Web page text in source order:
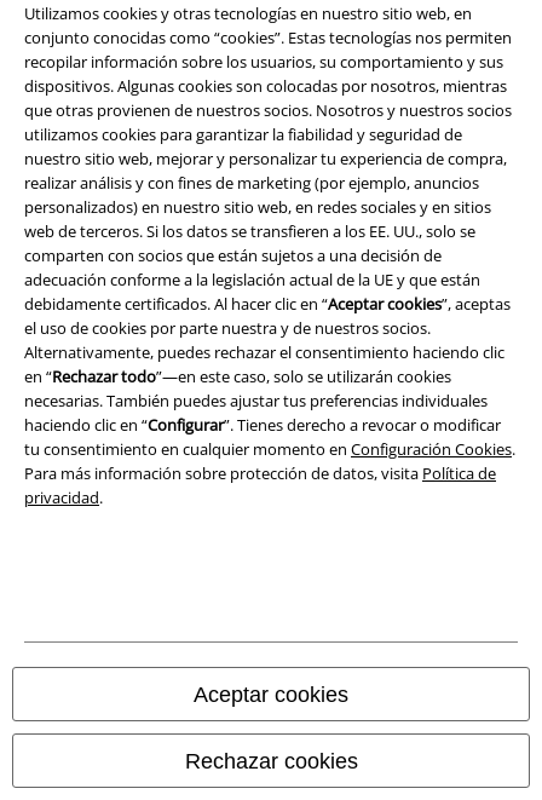
Utilizamos cookies y otras tecnologías en nuestro sitio web, en
conjunto conocidas como “cookies”. Estas tecnologías nos permiten
recopilar información sobre los usuarios, su comportamiento y sus
dispositivos. Algunas cookies son colocadas por nosotros, mientras
que otras provienen de nuestros socios. Nosotros y nuestros socios
utilizamos cookies para garantizar la fiabilidad y seguridad de
nuestro sitio web, mejorar y personalizar tu experiencia de compra,
realizar análisis y con fines de marketing (por ejemplo, anuncios
personalizados) en nuestro sitio web, en redes sociales y en sitios
web de terceros. Si los datos se transfieren a los EE. UU., solo se
comparten con socios que están sujetos a una decisión de
adecuación conforme a la legislación actual de la UE y que están
debidamente certificados. Al hacer clic en “Aceptar cookies”, aceptas
el uso de cookies por parte nuestra y de nuestros socios.
Alternativamente, puedes rechazar el consentimiento haciendo clic
en “Rechazar todo”—en este caso, solo se utilizarán cookies
necesarias. También puedes ajustar tus preferencias individuales
haciendo clic en “Configurar”. Tienes derecho a revocar o modificar
tu consentimiento en cualquier momento en Configuración Cookies.
Para más información sobre protección de datos, visita Política de
privacidad.
Aceptar cookies
Rechazar cookies
Legal
Términos y Condiciones
Aviso Legal
Ley protección de datos
Eliminación de residuos y protección del medioambiente
Declaración de Conformidad
Información sobre accesibilidad
Configuración Cookies
Cancelar pedido
Tiendas EMP online
EMP International